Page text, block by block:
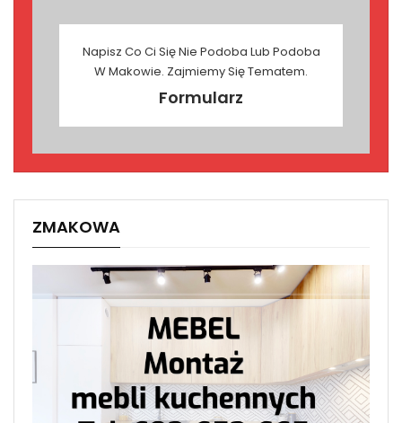
Napisz Co Ci Się Nie Podoba Lub Podoba
W Makowie. Zajmiemy Się Tematem.
Formularz
ZMAKOWA